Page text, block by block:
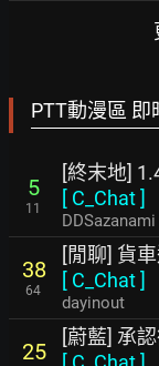
PTT動漫區 即
5
11
[終末地]
[ C_Chat]
DDSazanami
38
64
[閒聊] 貨
[ C_Chat]
dayinout
25
[蔚藍] 承